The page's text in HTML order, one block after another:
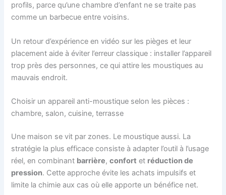
profils, parce qu’une chambre d’enfant ne se traite pas
comme un barbecue entre voisins.
Un retour d’expérience en vidéo sur les pièges et leur
placement aide à éviter l’erreur classique : installer l’appareil
trop près des personnes, ce qui attire les moustiques au
mauvais endroit.
Choisir un appareil anti-moustique selon les pièces :
chambre, salon, cuisine, terrasse
Une maison se vit par zones. Le moustique aussi. La
stratégie la plus efficace consiste à adapter l’outil à l’usage
réel, en combinant barrière,confort et réduction de
pression. Cette approche évite les achats impulsifs et
limite la chimie aux cas où elle apporte un bénéfice net.